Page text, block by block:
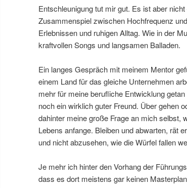
Entschleunigung tut mir gut. Es ist aber
Zusammenspiel zwischen Hochfrequenz
Erlebnissen und ruhigen Alltag. Wie in der
kraftvollen Songs und langsamen Balladen.
Ein langes Gespräch mit meinem Mentor
einem Land für das gleiche Unternehmen
mehr für meine berufliche Entwicklung
noch ein wirklich guter Freund. Über gehen
dahinter meine große Frage an mich selbst,
Lebens anfange. Bleiben und abwarten, rät
und nicht abzusehen, wie die Würfel fallen
Je mehr ich hinter den Vorhang der
dass es dort meistens gar keinen